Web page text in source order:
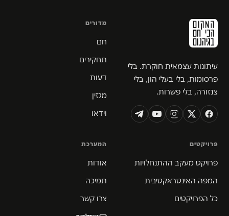
עיתונות עצמאית חוקרת. בלי
פרסומות, בלי בעלי הון, בלי
צנזורה, בלי פשרות.
מדורים
חם
תחקירים
דעות
מגזין
וידאו
פרויקטים
פרויקט מעקב ההתנחלויות
המפה האינטראקטיבית
כל הפרויקטים
המערכת
אודות
תמיכה
צרו קשר